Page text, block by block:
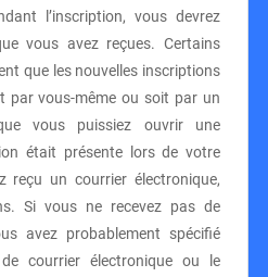
l’inscription, vous devrez
vous avez reçues. Certains
que les nouvelles inscriptions
par vous-même ou soit par un
vous puissiez ouvrir une
était présente lors de votre
reçu un courrier électronique,
Si vous ne recevez pas de
avez probablement spécifié
courrier électronique ou le